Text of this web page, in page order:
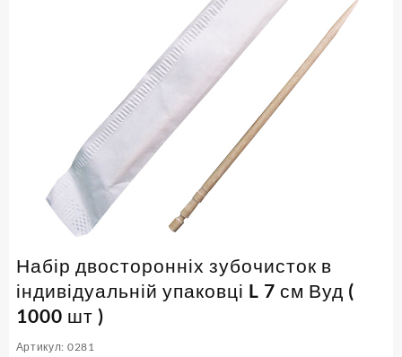
Набір двосторонніх зубочисток в
індивідуальній упаковці L 7 см Вуд (
1000 шт )
Артикул: 0281